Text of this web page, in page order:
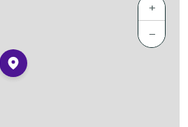
+
−